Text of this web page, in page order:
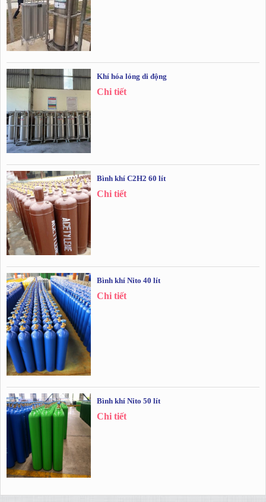
Khí hóa lỏng di động
Chi tiết
Bình khí C2H2 60 lít
Chi tiết
Bình khí Nito 40 lít
Chi tiết
Bình khí Nito 50 lít
Chi tiết